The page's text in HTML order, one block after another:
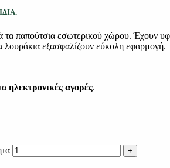
τα παπούτσια εσωτερικού χώρου.
λουράκια εξασφαλίζουν εύκολη εφαρμογή.
ηλεκτρονικές αγορές.